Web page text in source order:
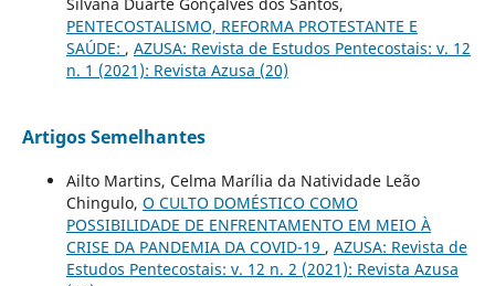
PENTECOSTALISMO, REFORMA PROTESTANTE E
SAÚDE: , AZUSA: Revista de Estudos Pentecostais: v. 12
n. 1 (2021): Revista Azusa (20)
Artigos Semelhantes
Ailto Martins, Celma Marília da Natividade Leão
Chingulo, O CULTO DOMÉSTICO COMO
POSSIBILIDADE DE ENFRENTAMENTO EM MEIO À
CRISE DA PANDEMIA DA COVID-19 , AZUSA: Revista de
Estudos Pentecostais: v. 12 n. 2 (2021): Revista Azusa